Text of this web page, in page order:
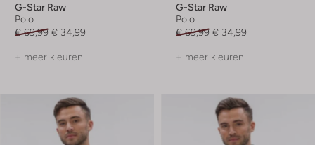
G-Star Raw
Polo
€ 69,99 € 34,99
+ meer kleuren
G-Star Raw
Polo
€ 69,99 € 34,99
+ meer kleuren